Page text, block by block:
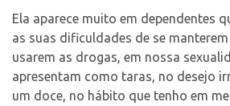
Ela aparece muito em dependentes
as suas dificuldades de se
usarem as drogas, em nossa
apresentam como taras, no desejo
um doce, no hábito que tenho em